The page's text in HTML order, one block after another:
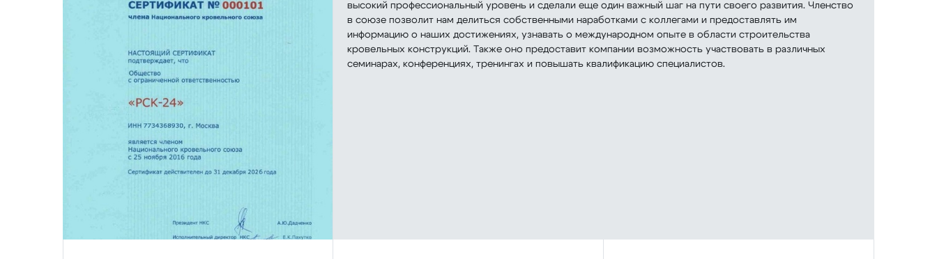
высокий профессиональный уровень и сделали еще один важный шаг на пути своего развития. Членство
в союзе позволит нам делиться собственными наработками с коллегами и предоставлять им
информацию о наших достижениях, узнавать о международном опыте в области строительства
кровельных конструкций. Также оно предоставит компании возможность участвовать в различных
семинарах, конференциях, тренингах и повышать квалификацию специалистов.